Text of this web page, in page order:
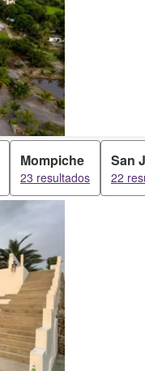
Mompiche
23 resultados
San
22